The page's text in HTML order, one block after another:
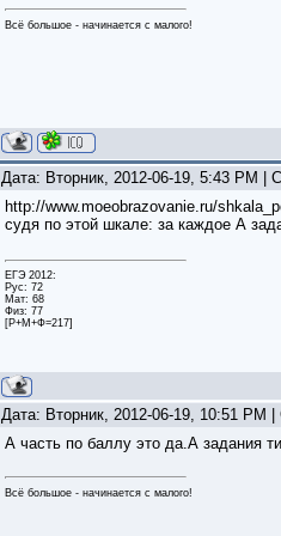
Всё большое - начинается с малого!
Дата: Вторник, 2012-06-19, 5:43 PM |
http://www.moeobrazovanie.ru/
судя по этой шкале: за каждое А
ЕГЭ 2012:
Рус: 72
Мат: 68
Физ: 77
[Р+М+Ф=217]
Дата: Вторник, 2012-06-19, 10:51 PM
А часть по баллу это да.А задания
Всё большое - начинается с малого!